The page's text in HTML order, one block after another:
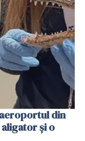
din
și o